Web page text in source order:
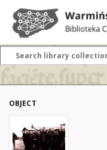
OBJECT